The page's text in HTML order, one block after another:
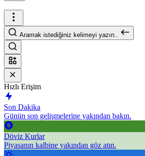
Aramak istediğiniz kelimeyi yazın..
Hızlı Erişim
Son Dakika
Günün son gelişmelerine yakından bakın.
Döviz Kurlar
Piyasanın kalbine yakından göz atın.